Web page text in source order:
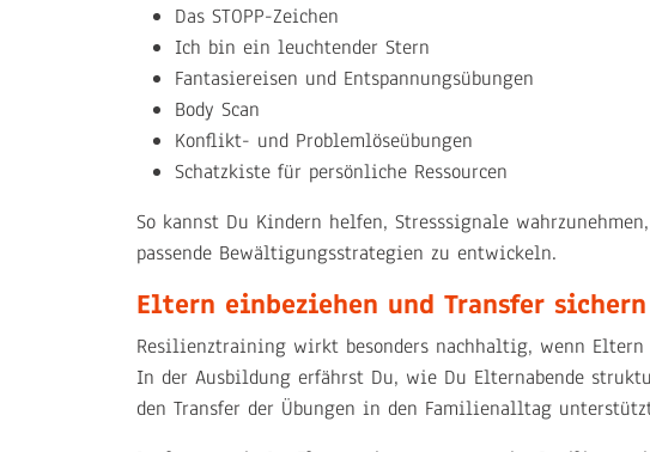
Das STOPP-Zeichen
Ich bin ein leuchtender Stern
Fantasiereisen und Entspannungsübungen
Body Scan
Konflikt- und Problemlöseübungen
Schatzkiste für persönliche Ressourcen
So kannst Du Kindern helfen, Stresssignale
passende Bewältigungsstrategien zu entwickeln.
Eltern einbeziehen und Transfer sichern
Resilienztraining wirkt besonders nachhaltig, wenn Eltern
In der Ausbildung erfährst Du, wie Du Elternabende
den Transfer der Übungen in den Familienalltag